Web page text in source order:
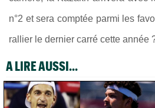
n°2 et sera comptée parmi les
rallier le dernier carré cette année
A LIRE AUSSI...